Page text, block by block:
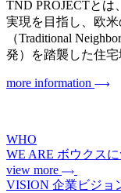
TND PROJECTと
実現を目指し、欧
（Traditional
発）を踏襲した住宅
more information
WHO
WE ARE ボウクス
view more
VISION 企業ビジョ